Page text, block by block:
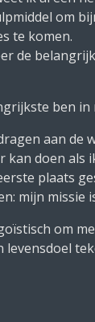
om
te komen.
de
ben
aan de
doen als
plaats
mijn missie
om